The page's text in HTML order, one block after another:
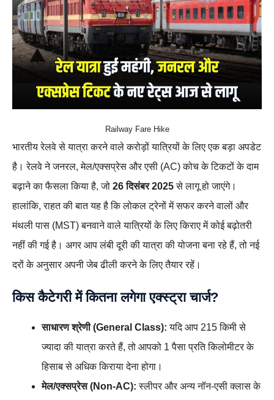
Railway Fare Hike
भारतीय रेलवे से यात्रा करने वाले करोड़ों यात्रियों के लिए एक बड़ा अपडेट
है। रेलवे ने जनरल, मेल/एक्सप्रेस और एसी (AC) कोच के टिकटों के दाम
बढ़ाने का फैसला किया है, जो 26 दिसंबर 2025से लागू हो जाएंगे।
हालांकि, राहत की बात यह है कि लोकल ट्रेनों में सफर करने वालों और
मंथली पास (MST) बनवाने वाले यात्रियों के लिए किराए में कोई बढ़ोतरी
नहीं की गई है। अगर आप लंबी दूरी की यात्रा की योजना बना रहे हैं, तो नई
दरों के अनुसार अपनी जेब ढीली करने के लिए तैयार रहें।
किस कैटेगरी में कितना लगेगा एक्स्ट्रा चार्ज?
साधारण श्रेणी (General Class): यदि आप 215 किमी से
ज्यादा की यात्रा करते हैं, तो आपको 1 पैसा प्रति किलोमीटर के
हिसाब से अधिक किराया देना होगा।
मेल/एक्सप्रेस (Non-AC): स्लीपर और अन्य नॉन-एसी क्लास के